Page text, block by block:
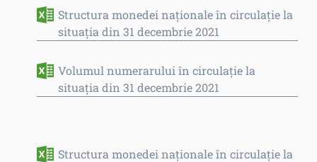
Structura monedei naţionale în circulaţie la
situaţia din 31 decembrie 2021
Volumul numerarului în circulaţie la
situația din 31 decembrie 2021
Structura monedei naţionale în circulaţie la